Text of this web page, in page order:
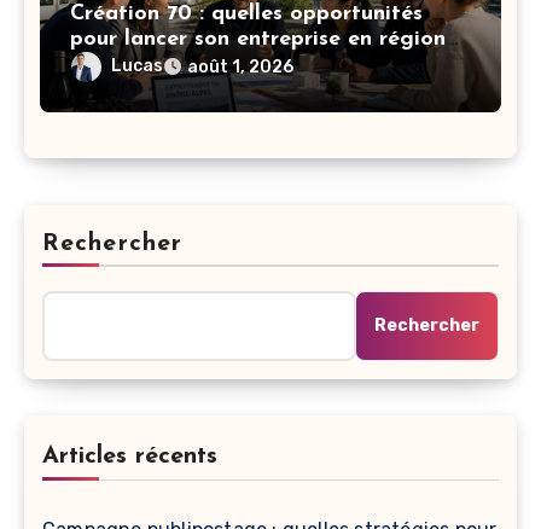
Création 70 : quelles opportunités
pour lancer son entreprise en région
Rhône-Alpes ?
Lucas août 1, 2026
Rechercher
Rechercher
Articles récents